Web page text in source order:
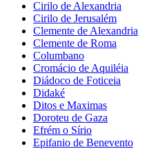
Cirilo de Alexandria
Cirilo de Jerusalém
Clemente de Alexandria
Clemente de Roma
Columbano
Cromácio de Aquiléia
Diádoco de Foticeia
Didaké
Ditos e Maximas
Doroteu de Gaza
Efrém o Sírio
Epifanio de Benevento